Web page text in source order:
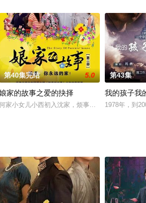
锅。这年偏逢朝廷三年一次的大考，刘罗锅上
；十二铜人蚀骨熔金，原是天枢杀机之谜；大案
第40集完结 5.0
家的故事之爱的抉择
家小女儿小西初入沈家，烦事就接踵而来，为支
第43集
我的孩子我
1978年，到